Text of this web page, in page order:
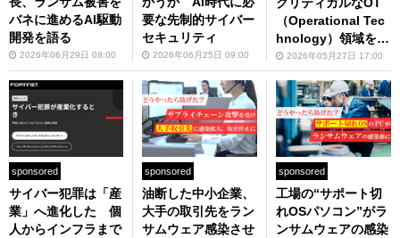
バネに進めるAI駆動
開発を語る
2026年06月29日 08:00
要な先制的サイバー
セキュリティ
2026年06月25日 09:00
（Operational Tec
hnology）領域をど
う守るか
2026年05月27日 17:00
sponsored
サイバー犯罪は「産
業」へ進化した 個
人からインフラまで
sponsored
油断した中小企業、
大手の取引先をラン
サムウェア感染させ
sponsored
工場の“サポート切
れOSパソコン”がラ
ンサムウェアの感染